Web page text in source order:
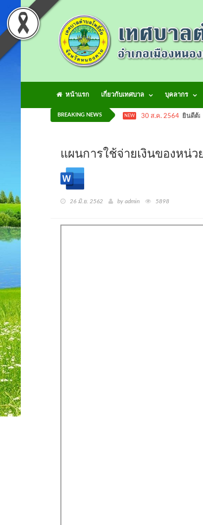
หน้าแรก เกี่ยวกับเทศบาล บุคลากร
BREAKING NEWS NEW 30 ส.ค. 2564 ยินดีต้อ
แผนการใช้จ่ายเงินของหน่
26 มิ.ย. 2562 by admin 5898